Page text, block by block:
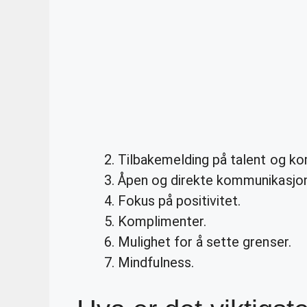
Tilbakemelding på talent og
Åpen og direkte
Fokus på positivitet.
Komplimenter.
Mulighet for å sette grenser.
Mindfulness.